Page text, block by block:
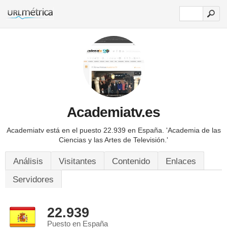
Academiatv.es
Academiatv está en el puesto 22.939 en España. 'Academia de las
Ciencias y las Artes de Televisión.'
Análisis Visitantes Contenido
Enlaces
Servidores
22.939
Puesto en España